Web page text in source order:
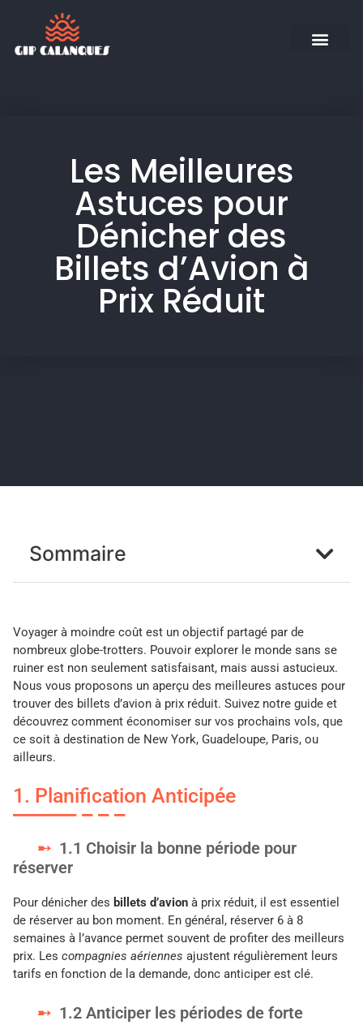
Les Meilleures
Astuces pour
Dénicher des
Billets d’Avion à
Prix Réduit
Sommaire
Voyager à moindre coût est un objectif partagé par de
nombreux globe-trotters. Pouvoir explorer le monde sans se
ruiner est non seulement satisfaisant, mais aussi astucieux.
Nous vous proposons un aperçu des meilleures astuces pour
trouver des billets d’avion à prix réduit. Suivez notre guide et
découvrez comment économiser sur vos prochains vols, que
ce soit à destination de New York, Guadeloupe, Paris, ou
ailleurs.
1. Planification Anticipée
1.1 Choisir la bonne période pour
réserver
Pour dénicher des billets d’avion à prix réduit, il est essentiel
de réserver au bon moment. En général, réserver 6 à 8
semaines à l’avance permet souvent de profiter des meilleurs
prix. Les compagnies aériennes ajustent régulièrement leurs
tarifs en fonction de la demande, donc anticiper est clé.
1.2 Anticiper les périodes de forte